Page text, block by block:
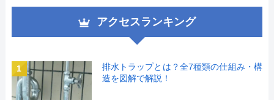
アクセスランキング
1
排水トラップとは？全7種類の仕組み・構
造を図解で解説！